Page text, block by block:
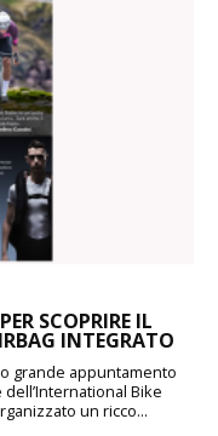
SCOPRIRE IL
INTEGRATO
grande appuntamento
Bike
un ricco...